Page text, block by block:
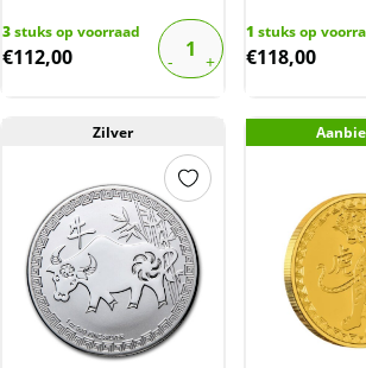
3stuks op voorraad
€112,00
1 stuks op
€118,00
Zilver